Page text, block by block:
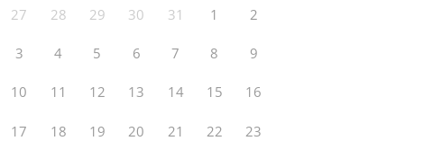
27 28 29 30 31 1 2
3 4 5 6 7 8 9
10 11 12 13 14 15 16
17 18 19 20 21 22 23